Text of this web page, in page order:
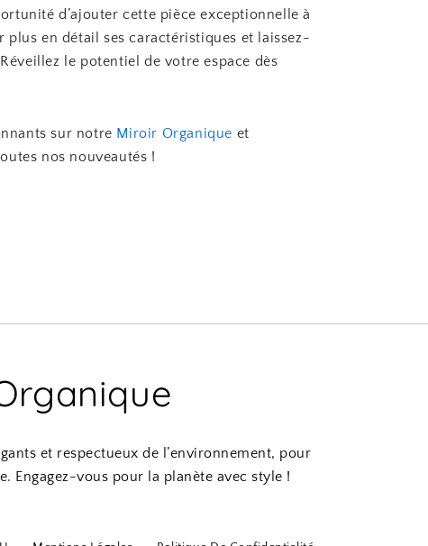
d’ajouter cette pièce exceptionnelle à
en détail ses caractéristiques et laissez-
le potentiel de votre espace dès
sur notre Miroir Organique et
nos nouveautés !
et respectueux de l’environnement, pour
Engagez-vous pour la planète avec style !